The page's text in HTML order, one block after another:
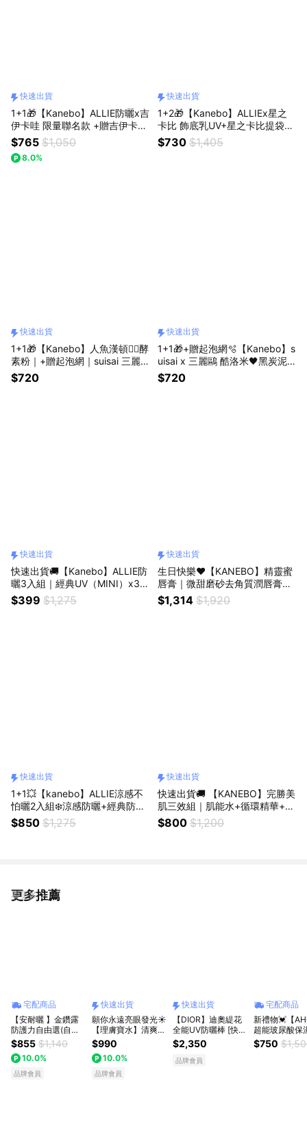
快速出貨
1+1🎁【Kanebo】ALLIE防曬x吉
伊卡哇 限量聯名款 +贈吉伊卡哇
鑰匙圈｜水凝乳經典UV｜海洋友
善｜快速出貨🚚
$765 $1,050
8.0%
快速出貨
1+2🎁【Kanebo】ALLIEx星之
卡比 飾底乳UV+星之卡比提袋
+水凝乳mini｜預防黑斑組｜限
定聯名｜快速出貨｜獨家💥｜生
$730 $1,405
快速出貨
1+1🎁【Kanebo】人魚漢頓🧜‍♂️酵
素粉｜+贈起泡網｜suisai 三麗
鷗｜+99多碳酸泡澡球｜CICA添
加｜痘肌適用｜毛孔粉刺救星｜
$720
快速出貨
1+1🎁+贈起泡網🫧【Kanebo】s
uisai x 三麗鷗 酷洛米🖤黑炭泥
酵素粉 +99多碳酸泡澡球｜毛孔
粉刺救星｜油光退散｜黏膩感By
$720
快速出貨
快速出貨🚚【Kanebo】ALLIE防
曬3入組｜經典UV（MINI）x3｜
夏日必備神隊友｜補擦神器｜生
日快樂🎂
$399 $1,275
快速出貨
生日快樂♥️【KANEBO】精靈蜜
唇膏｜微甜磨砂去角質潤唇膏｜
無色滋潤款｜情人節快樂｜快速
出貨
$1,314 $1,920
快速出貨
1+1💥【kanebo】ALLIE涼感不
怕曬2入組❄️涼感防曬+經典防曬
mini｜爆汗必備｜獨家｜擺脫黏
膩感｜男女可用｜快速出貨🚚｜
$850 $1,275
快速出貨
快速出貨🚚 【KANEBO】完勝美
肌三效組｜肌能水+循環精華+洗
顏皂霜｜獨家｜提升吸收率有感
｜送禮自用｜生日快樂
$800 $1,200
更多推薦
看更多
宅配商品
【安耐曬 】金鑽露
防護力自由選(自選
規格3選1) #地表超
強美肌防曬 七夕 情
人節禮物
$855 $1,140
10.0%
品牌會員
快速出貨
願你永遠亮眼發光☀️
【理膚寶水】清爽防
曬心意禮｜全護臉部
清爽防曬禮盒｜收禮
者自選顏色｜生日禮
物｜畢業禮物｜送男
生｜送女生｜快速出
$990
10.0%
品牌會員
快速出貨
【DIOR】迪奧緹花
全能UV防曬棒 [快速
出貨]
$2,350
品牌會員
宅配商品
新禮物💓【
超能玻尿酸保
機能水🎀艾絲
聯名髮帶盲盒
$750